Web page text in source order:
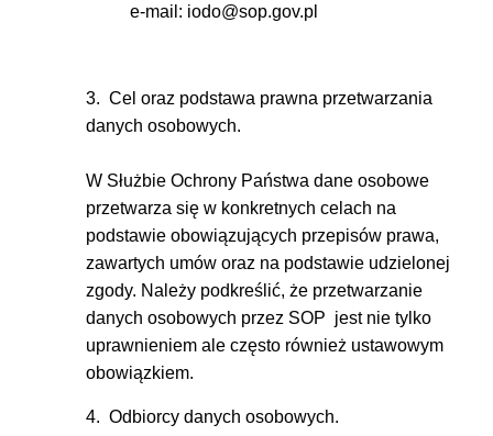
e-mail: iodo@sop.gov.pl
3. Cel oraz podstawa prawna przetwarzania
danych osobowych.
W Służbie Ochrony Państwa dane osobowe
przetwarza się w konkretnych celach na
podstawie obowiązujących przepisów prawa,
zawartych umów oraz na podstawie udzielonej
zgody. Należy podkreślić, że przetwarzanie
danych osobowych przez SOP jest nie tylko
uprawnieniem ale często również ustawowym
obowiązkiem.
4. Odbiorcy danych osobowych.